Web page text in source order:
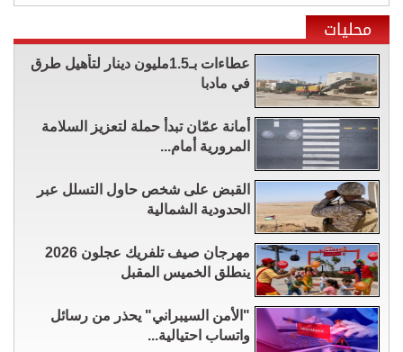
محليات
عطاءات بـ1.5مليون دينار لتأهيل طرق
في مادبا
أمانة عمّان تبدأ حملة لتعزيز السلامة
المرورية أمام...
القبض على شخص حاول التسلل عبر
الحدودية الشمالية
مهرجان صيف تلفريك عجلون 2026
ينطلق الخميس المقبل
"الأمن السيبراني" يحذر من رسائل
واتساب احتيالية...